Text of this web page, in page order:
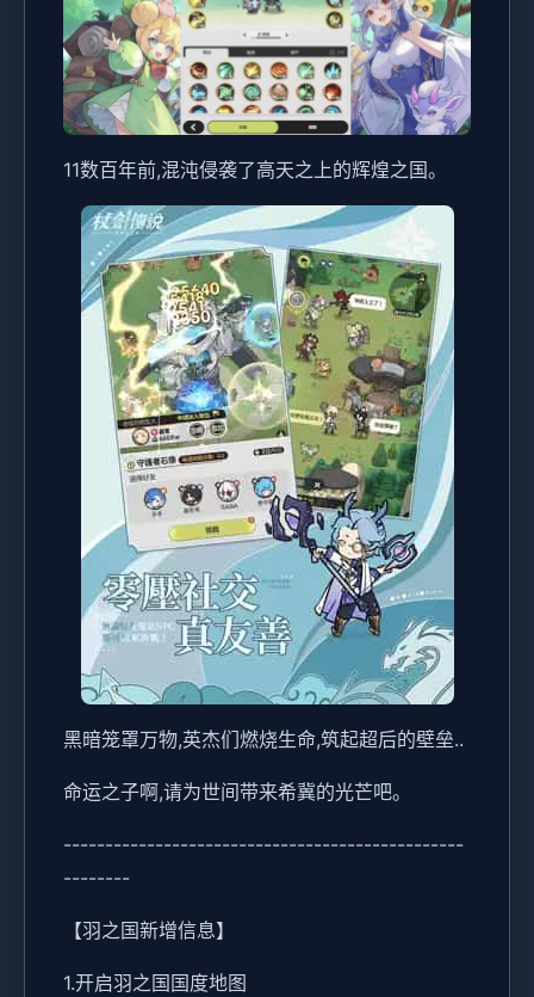
11数百年前,混沌侵袭了高天之上的辉煌之国。
黑暗笼罩万物,英杰们燃烧生命,筑起超后的壁垒..
命运之子啊,请为世间带来希冀的光芒吧。
------------------------------------------------
--------
【羽之国新增信息】
1.开启羽之国国度地图